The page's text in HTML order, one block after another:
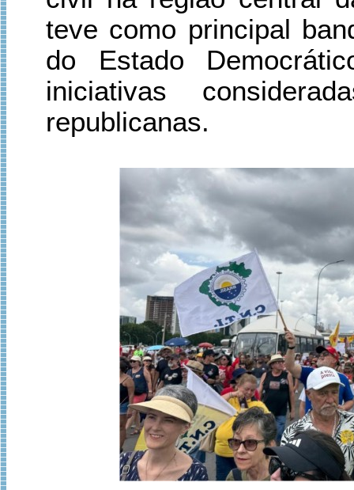
teve como principal
do Estado
iniciativas
republicanas.